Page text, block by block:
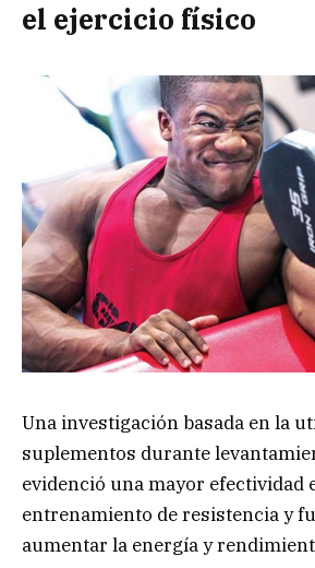
el ejercicio físico
Una investigación basada en la
suplementos durante
evidenció una mayor efectividad
entrenamiento de resistencia y
aumentar la energía y